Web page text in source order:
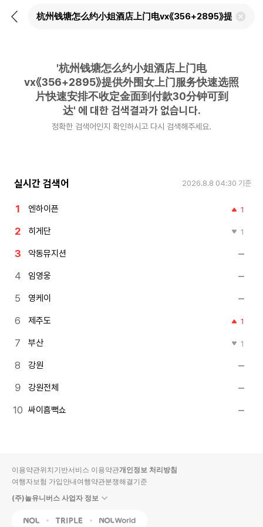
뒤
검
'杭州钱塘怎么约小姐酒店上门电
vx《356+2895》提供外围女上门服务快速选照
片快速安排不收定金面到付款30分钟可到
达' 에 대한 검색결과가 없습니다.
정확한 검색어인지 확인하시고 다시 검색해주세요.
실시간 검색어 2026.8.8 04:30 기준
엔하이픈 1
히게단 1
악동뮤지션
임영웅
영케이
제주도 1
부산 1
강원
강원전체
싸이흠뻑쇼
이용약관위치기반서비스 이용약관개인정보 처리방침
여행자보험 가입안내여행약관분쟁해결기준
(주)놀유니버스 사업자 정보
NOL Triple Interpark Global